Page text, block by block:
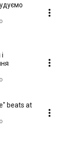
beats at